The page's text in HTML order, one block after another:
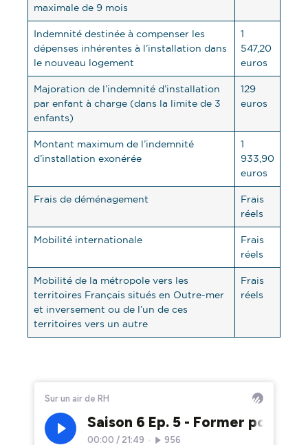
maximale de 9 mois
Indemnité destinée à compenser les
dépenses inhérentes à l’installation dans
le nouveau logement
1
547,20
euros
Majoration de l’indemnité d’installation
par enfant à charge (dans la limite de 3
enfants)
129
euros
Montant maximum de l’indemnité
d’installation exonérée
1
933,90
euros
Frais de déménagement
Frais
réels
Mobilité internationale
Frais
réels
Mobilité de la métropole vers les
territoires Français situés en Outre-mer
et inversement ou de l’un de ces
territoires vers un autre
Frais
réels